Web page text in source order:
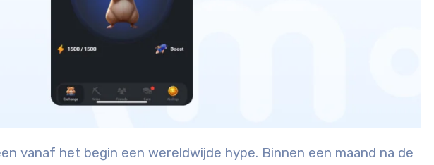
vanaf het begin een wereldwijde hype. Binnen een maand na de